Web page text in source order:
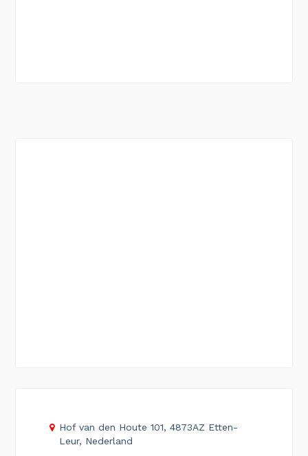
Hof van den Houte 101, 4873AZ Etten-
Leur, Nederland